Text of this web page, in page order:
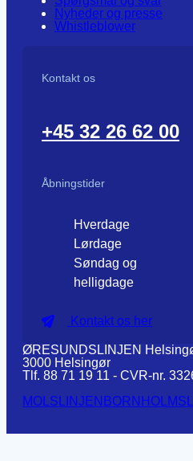
Nyheder og presse
Whistleblower
Kontakt os
+45 32 26 62 00
Åbningstider
Hverdage
Lørdage
Søndag og
helligdage
Kontakt os her
ØRESUNDSLINJEN
3000 Helsingør
Tlf. 88 71 19 11 - CVR-nr.
MOLSLINJEN